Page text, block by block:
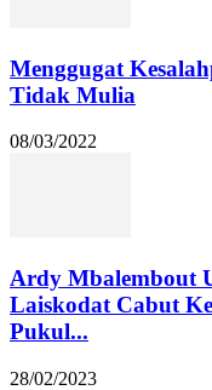
Menggugat
Tidak Mulia
08/03/2022
Ardy Mbalembout
Laiskodat Cabut
Pukul...
28/02/2023